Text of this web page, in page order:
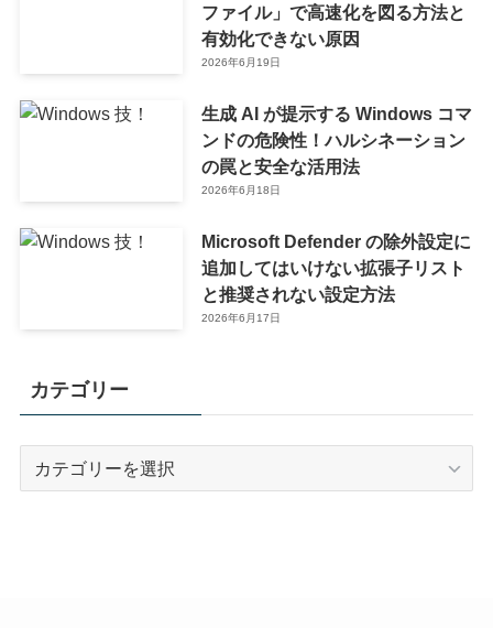
ファイル」で高速化を図る方法と
有効化できない原因
2026年6月19日
生成 AI が提示する Windows コマ
ンドの危険性！ハルシネーション
の罠と安全な活用法
2026年6月18日
Microsoft Defender の除外設定に
追加してはいけない拡張子リスト
と推奨されない設定方法
2026年6月17日
カテゴリー